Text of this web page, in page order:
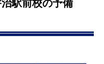
駅前校の予備